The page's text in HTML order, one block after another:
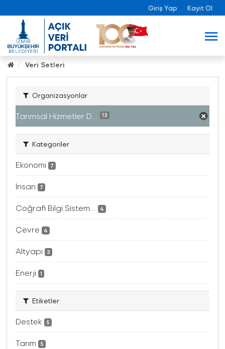
Giriş Yap Kayıt Ol
Veri Setleri
Organizasyonlar
Tarımsal Hizmetler D... 13
Kategoriler
Ekonomi 7
İnsan 7
Coğrafi Bilgi Sistem... 4
Çevre 4
Altyapı 3
Enerji 1
Etiketler
Destek 5
Tarım 5